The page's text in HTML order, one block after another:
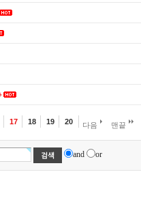
17 18 19 20 다음 맨끝
and or